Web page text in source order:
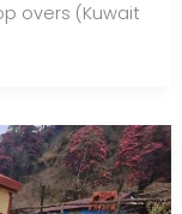
overs (Kuwait